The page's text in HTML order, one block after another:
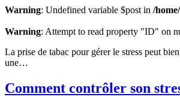
Warning: Undefined variable $post in /
Warning: Attempt to read property "ID" on
La prise de tabac pour gérer le stress peut
une…
Comment contrôler son